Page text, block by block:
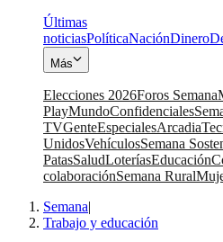
Últimas
noticiasPolíticaNaciónDinero
Más
Elecciones 2026Foros Semana
PlayMundoConfidenciales
TVGenteEspecialesArcadia
UnidosVehículosSemana
PatasSaludLoteríasEducación
colaboraciónSemana Rural
Semana|
Trabajo y educación